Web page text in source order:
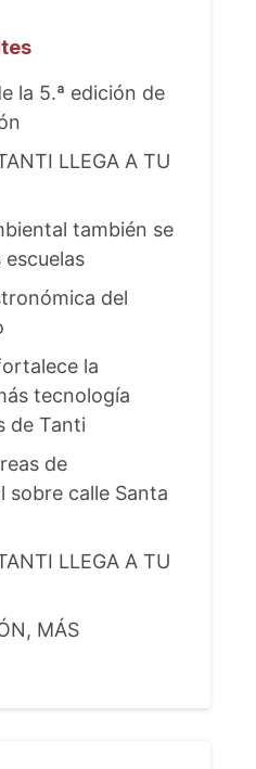
la 5.ª edición de
LLEGA A TU
también se
del
la
tecnología
de Tanti
de
sobre calle Santa
LLEGA A TU
MÁS